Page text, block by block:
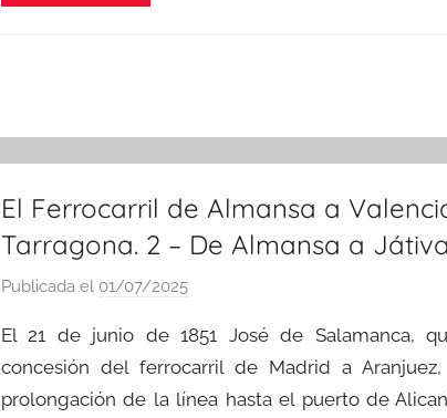
El Ferrocarril de Almansa a
Tarragona. 2 – De Almansa a
Publicada el 01/07/2025p
r
a
d
El 21 de junio de 1851 José de Salamanca,
concesión del ferrocarril de Madrid a
prolongación de la línea hasta el puerto de